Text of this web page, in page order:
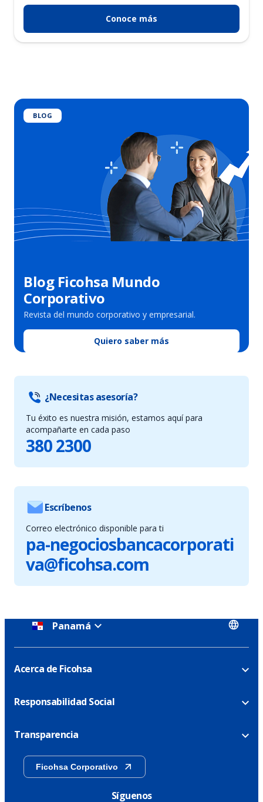
Conoce más
BLOG
Blog Ficohsa Mundo
Corporativo
Revista del mundo corporativo y empresarial.
Quiero saber más
¿Necesitas asesoría?
Tu éxito es nuestra misión, estamos aquí para
acompañarte en cada paso
380 2300
Escríbenos
Correo electrónico disponible para ti
pa-negociosbancacorporati
va@ficohsa.com
Panamá
Acerca de Ficohsa
Responsabilidad Social
Transparencia
Ficohsa Corporativo
Síguenos